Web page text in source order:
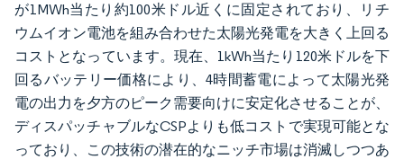
が1MWh当たり約100米ドル近くに固定されており、リチ
ウムイオン電池を組み合わせた太陽光発電を大きく上回る
コストとなっています。現在、1kWh当たり120米ドルを下
回るバッテリー価格により、4時間蓄電によって太陽光発
電の出力を夕方のピーク需要向けに安定化させることが、
ディスパッチャブルなCSPよりも低コストで実現可能とな
っており、この技術の潜在的なニッチ市場は消滅しつつあ